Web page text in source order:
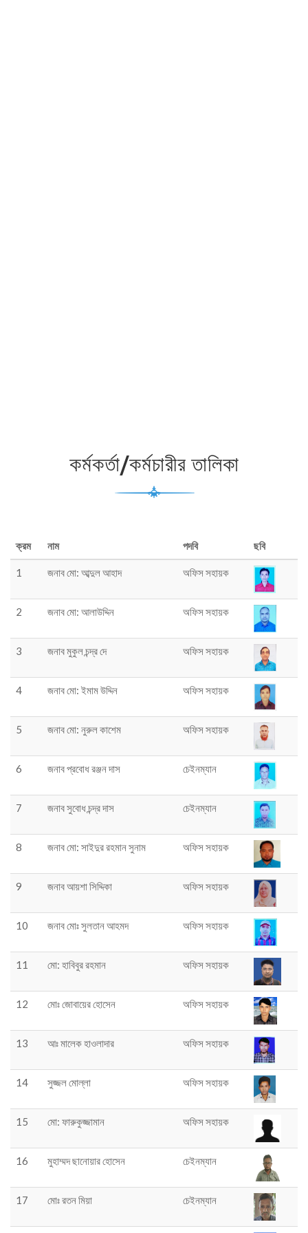
কর্মকর্তা/কর্মচারীর তালিকা
ক্রম নাম পদবি ছবি
1 জনাব মো: আব্দুল আহাদ অফিস সহায়ক
2 জনাব মো: আলাউদ্দিন অফিস সহায়ক
3 জনাব মুকুল চন্দ্র দে অফিস সহায়ক
4 জনাব মো: ইমাম উদ্দিন অফিস সহায়ক
5 জনাব মো: নুরুল কাশেম অফিস সহায়ক
6 জনাব প্রবোধ রঞ্জন দাস চেইনম্যান
7 জনাব সুবোধ চন্দ্র দাস চেইনম্যান
8 জনাব মো: সাইদুর রহমান সুনাম অফিস সহায়ক
9 জনাব আয়শা সিদ্দিকা অফিস সহায়ক
10 জনাব মোঃ সুলতান আহমদ অফিস সহায়ক
11 মো: হাবিবুর রহমান অফিস সহায়ক
12 মোঃ জোবায়ের হোসেন অফিস সহায়ক
13 আঃ মালেক হাওলাদার অফিস সহায়ক
14 সুজ্জল মোল্লা অফিস সহায়ক
15 মো: ফারুকুজ্জামান অফিস সহায়ক
16 মুহাম্মদ ছানোয়ার হোসেন চেইনম্যান
17 মোঃ রতন মিয়া চেইনম্যান